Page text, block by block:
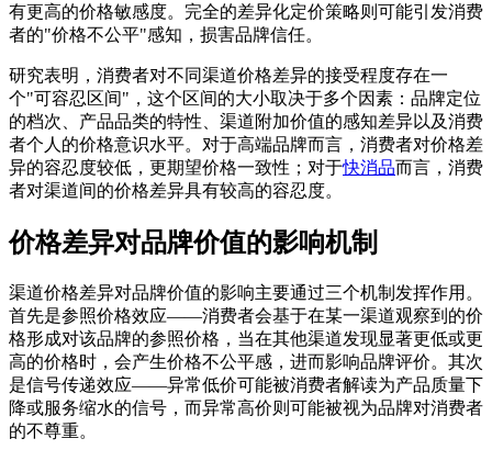
有更高的价格敏感度。完全的差异化定价策略则可能引发消费
者的"价格不公平"感知，损害品牌信任。
研究表明，消费者对不同渠道价格差异的接受程度存在一
个"可容忍区间"，这个区间的大小取决于多个因素：品牌定位
的档次、产品品类的特性、渠道附加价值的感知差异以及消费
者个人的价格意识水平。对于高端品牌而言，消费者对价格差
异的容忍度较低，更期望价格一致性；对于快消品而言，消费
者对渠道间的价格差异具有较高的容忍度。
价格差异对品牌价值的影响机制
渠道价格差异对品牌价值的影响主要通过三个机制发挥作用。
首先是参照价格效应——消费者会基于在某一渠道观察到的价
格形成对该品牌的参照价格，当在其他渠道发现显著更低或更
高的价格时，会产生价格不公平感，进而影响品牌评价。其次
是信号传递效应——异常低价可能被消费者解读为产品质量下
降或服务缩水的信号，而异常高价则可能被视为品牌对消费者
的不尊重。